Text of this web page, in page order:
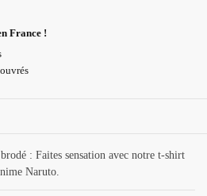
France !
: Faites sensation avec notre t-shirt
Naruto.